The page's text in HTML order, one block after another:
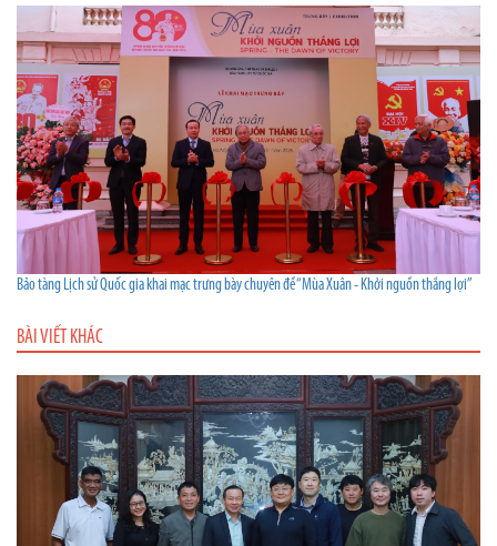
Bảo tàng Lịch sử Quốc gia khai mạc trưng bày chuyên đề “Mùa Xuân - Khởi nguồn thắng lợi”
BÀI VIẾT KHÁC